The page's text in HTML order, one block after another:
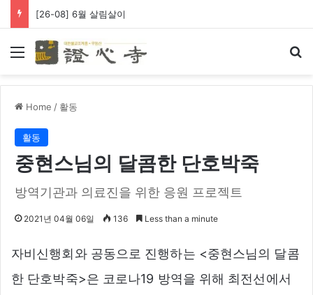
[26-08] 6월 살림살이
Menu
Home / 활동
활동
중현스님의 달콤한 단호박죽
방역기관과 의료진을 위한 응원 프로젝트
2021년 04월 06일 136 Less than a minute
자비신행회와 공동으로 진행하는 <중현스님의 달콤
한 단호박죽>은 코로나19 방역을 위해 최전선에서